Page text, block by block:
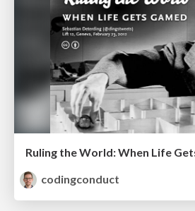
Ruling the World: When Life
codingconduct